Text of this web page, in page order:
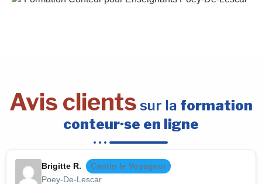
Avis clients sur la formation
conteur·se en ligne
Brigitte R.
Cantin le Voyageur
Poey-De-Lescar